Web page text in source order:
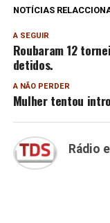
NOTÍCIAS
A SEGUIR
Roubaram 12
detidos.
A NÃO PERDER
Mulher tentou
Rádio